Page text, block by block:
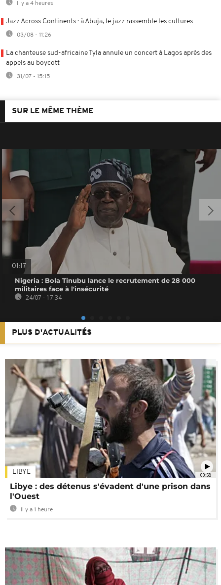
Il y a 4 heures
Jazz Across Continents : à Abuja, le jazz rassemble les cultures
03/08 - 11:26
La chanteuse sud-africaine Tyla annule un concert à Lagos après des
appels au boycott
31/07 - 15:15
SUR LE MÊME THÈME
01:17
Nigeria : Bola Tinubu lance le recrutement de 28 000
militaires face à l'insécurité
24/07 - 17:34
PLUS D'ACTUALITÉS
00:58
LIBYE
Libye : des détenus s'évadent d'une prison dans
l'Ouest
Il y a 1 heure